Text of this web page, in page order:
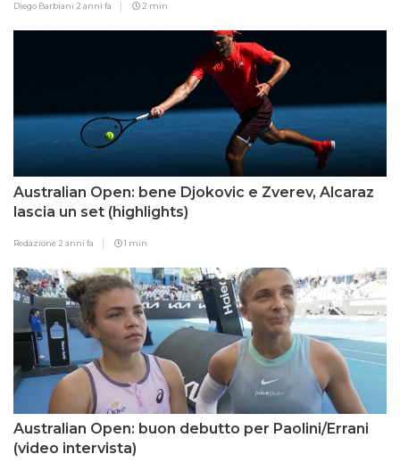
Diego Barbiani 2 anni fa 2 min
Australian Open: bene Djokovic e Zverev, Alcaraz
lascia un set (highlights)
Redazione 2 anni fa 1 min
Australian Open: buon debutto per Paolini/Errani
(video intervista)